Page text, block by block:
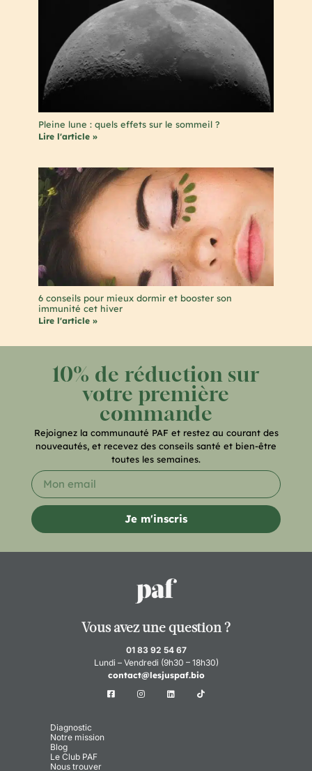
Pleine lune : quels effets sur le sommeil ?
Lire l'article »
6 conseils pour mieux dormir et booster son
immunité cet hiver
Lire l'article »
10% de réduction sur
votre première
commande
Rejoignez la communauté PAF et restez au courant des
nouveautés, et recevez des conseils santé et bien-être
toutes les semaines.
Je m'inscris
Vous avez une question ?
01 83 92 54 67
Lundi – Vendredi (9h30 – 18h30)
contact@lesjuspaf.bio
Diagnostic
Notre mission
Blog
Le Club PAF
Nous trouver